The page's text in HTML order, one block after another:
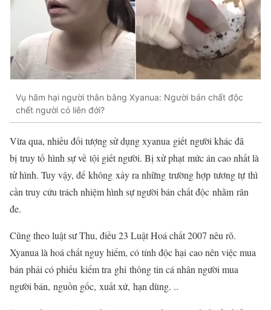
Vụ hãm hại người thân bằng Xyanua: Người bán chất độc
chết người có liên đới?
Vừa qua, nhiều đối tượng sử dụng xyanua giếtngười khác đã
bị truy tố hình sự về tội giết người. Bị xử phạtmức án cao nhất là
tử hình. Tuy vậy, để không xảy ra những trường hợp tương tựthì
cần truy cứu trách nhiệm hình sự người bán chất độc nhằm răn
đe.
Cũng theo luật sư Thu, điều 23 Luật Hoá chất 2007 nêu rõ.
Xyanua là hoá chất nguy hiểm, có tính độc hại cao nên việc mua
bán phải có phiếu kiểm tra ghi thông tin cá nhân người mua
người bán, nguồn gốc, xuất xứ, hạn dùng. ..